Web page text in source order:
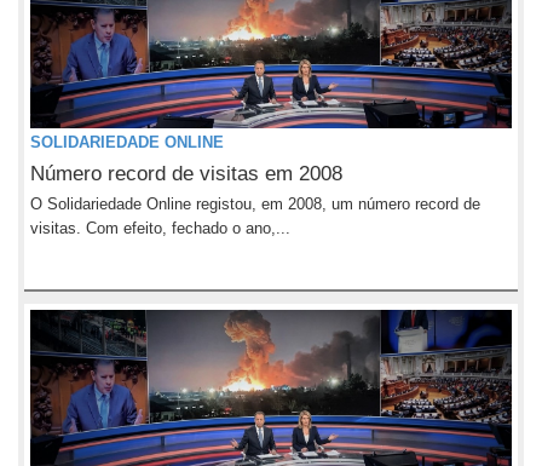
SOLIDARIEDADE ONLINE
Número record de visitas em 2008
O Solidariedade Online registou, em 2008, um número record de
visitas. Com efeito, fechado o ano,...